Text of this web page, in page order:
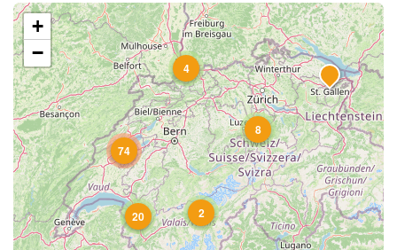
2
4
8
20
74
+
−